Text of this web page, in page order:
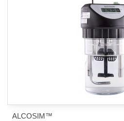
ALCOSIM™